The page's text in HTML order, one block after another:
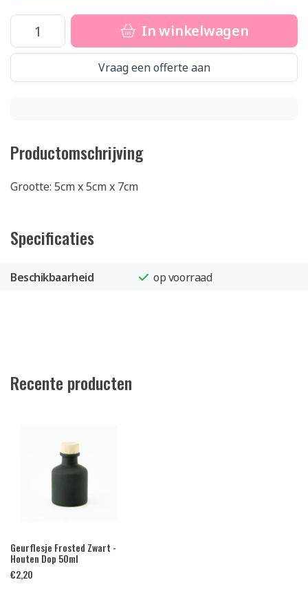
In winkelwagen
Vraag een offerte aan
Productomschrijving
Grootte: 5cm x 5cm x 7cm
Specificaties
Beschikbaarheid op voorraad
Recente producten
Geurflesje Frosted Zwart -
Houten Dop 50ml
€2,20